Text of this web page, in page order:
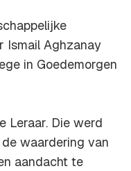
Ismail Aghzanay
in Goedemorgen
Leraar. Die werd
waardering van
aandacht te